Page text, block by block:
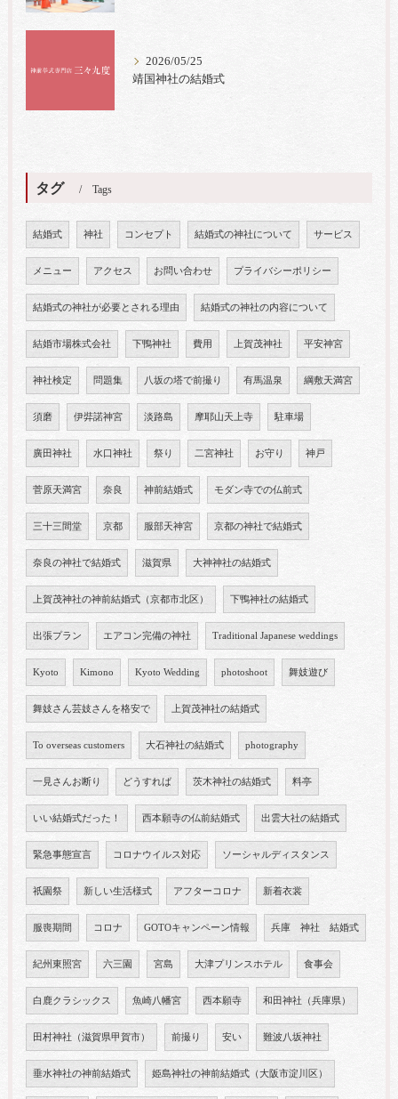
2026/05/25
靖国神社の結婚式
タグ Tags
結婚式 神社 コンセプト 結婚式の神社について サービス
メニュー アクセス お問い合わせ プライバシーポリシー
結婚式の神社が必要とされる理由 結婚式の神社の内容について
結婚市場株式会社 下鴨神社 費用 上賀茂神社 平安神宮
神社検定 問題集 八坂の塔で前撮り 有馬温泉 綱敷天満宮
須磨 伊弉諾神宮 淡路島 摩耶山天上寺 駐車場
廣田神社 水口神社 祭り 二宮神社 お守り 神戸
菅原天満宮 奈良 神前結婚式 モダン寺での仏前式
三十三間堂 京都 服部天神宮 京都の神社で結婚式
奈良の神社で結婚式 滋賀県 大神神社の結婚式
上賀茂神社の神前結婚式（京都市北区） 下鴨神社の結婚式
出張プラン エアコン完備の神社 Traditional Japanese weddings
Kyoto Kimono Kyoto Wedding photoshoot 舞妓遊び
舞妓さん芸妓さんを格安で 上賀茂神社の結婚式
To overseas customers 大石神社の結婚式 photography
一見さんお断り どうすれば 茨木神社の結婚式 料亭
いい結婚式だった！ 西本願寺の仏前結婚式 出雲大社の結婚式
緊急事態宣言 コロナウイルス対応 ソーシャルディスタンス
祇園祭 新しい生活様式 アフターコロナ 新着衣裳
服喪期間 コロナ GOTOキャンペーン情報 兵庫 神社 結婚式
紀州東照宮 六三園 宮島 大津プリンスホテル 食事会
白鹿クラシックス 魚崎八幡宮 西本願寺 和田神社（兵庫県）
田村神社（滋賀県甲賀市） 前撮り 安い 難波八坂神社
垂水神社の神前結婚式 姫島神社の神前結婚式（大阪市淀川区）